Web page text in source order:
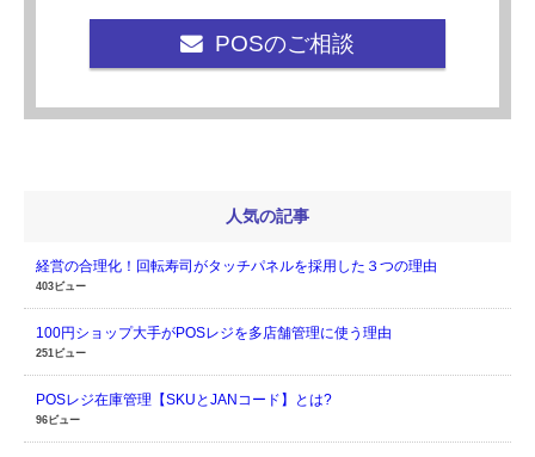
POSのご相談
人気の記事
経営の合理化！回転寿司がタッチパネルを採用した３つの理由
403ビュー
100円ショップ大手がPOSレジを多店舗管理に使う理由
251ビュー
POSレジ在庫管理【SKUとJANコード】とは?
96ビュー